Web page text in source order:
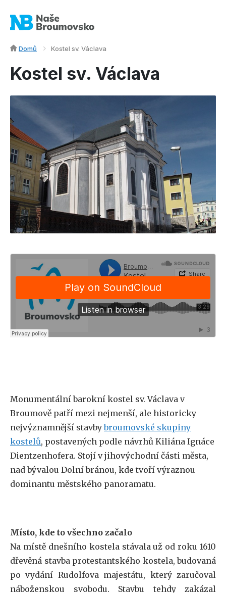
Domů Kostel sv. Václava
Kostel sv. Václava
Monumentální barokní kostel sv. Václava v
Broumově patří mezi nejmenší, ale historicky
nejvýznamnější stavbybroumovské skupiny
kostelů, postavených podle návrhů Kiliána Ignáce
Dientzenhofera. Stojí v jihovýchodní části města,
nad bývalou Dolní bránou, kde tvoří výraznou
dominantu městského panoramatu.
Místo, kde to všechno začalo
Na místě dnešního kostela stávala už od roku 1610
dřevěná stavba protestantského kostela, budovaná
po vydání Rudolfova majestátu, který zaručoval
náboženskou svobodu. Stavbu tehdy zakázal